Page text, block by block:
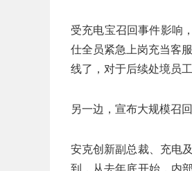
受充电宝召回事件影响
仕全员紧急上岗充当客
线了，对于后续处境员
另一边，宣布大规模召
安克创新副总裁、充电
到，从去年底开始，内